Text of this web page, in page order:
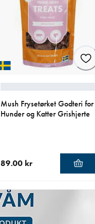
Mush Frysetørket Godteri for
Hunder og Katter Grishjerte
89.00 kr